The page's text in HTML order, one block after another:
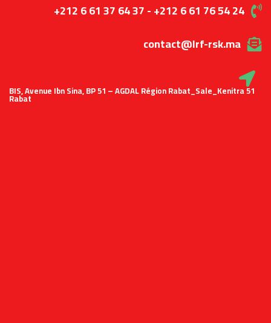
+212 6 61 37 64 37 - +212 6 61 76 54 24
contact@lrf-rsk.ma
51 BIS, Avenue Ibn Sina, BP 51 – AGDAL Région Rabat_Sale_Kenitra
Rabat